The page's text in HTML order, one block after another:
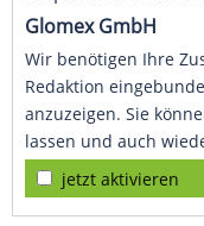
Glomex GmbH
Wir benötigen Ihre
Redaktion
anzuzeigen. Sie
lassen und auch
jetzt aktivieren